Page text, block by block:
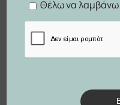
Θέλω να